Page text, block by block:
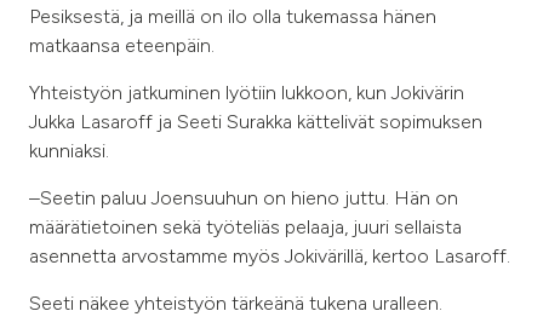
Pesiksestä, ja meillä on ilo olla tukemassa hänen
matkaansa eteenpäin.
Yhteistyön jatkuminen lyötiin lukkoon, kun Jokivärin
Jukka Lasaroff ja Seeti Surakka kättelivät sopimuksen
kunniaksi.
–Seetin paluu Joensuuhun on hieno juttu. Hän on
määrätietoinen sekä työteliäs pelaaja, juuri sellaista
asennetta arvostamme myös Jokivärillä, kertoo Lasaroff.
Seeti näkee yhteistyön tärkeänä tukena uralleen.